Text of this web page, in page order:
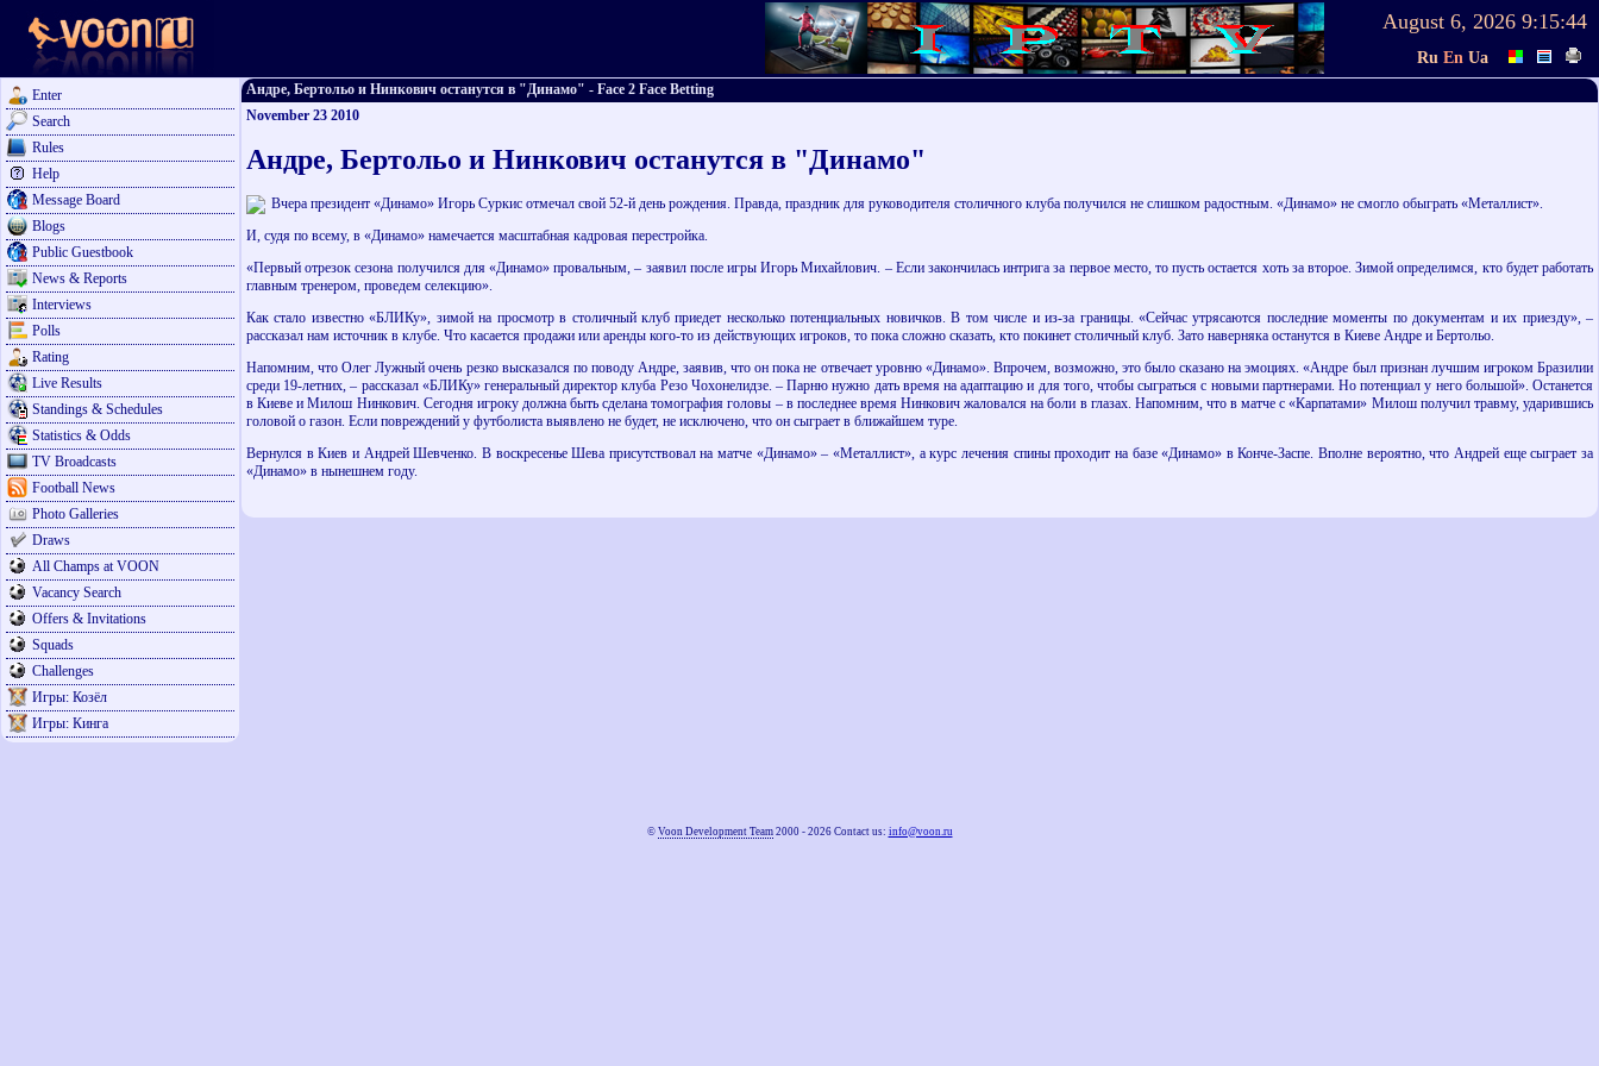
August 6, 2026 9:15:44
Ru En Ua
Enter
Search
Rules
Help
Message Board
Blogs
Public Guestbook
News & Reports
Interviews
Polls
Rating
Live Results
Standings & Schedules
Statistics & Odds
TV Broadcasts
Football News
Photo Galleries
Draws
All Champs at VOON
Vacancy Search
Offers & Invitations
Squads
Challenges
Игры: Козёл
Игры: Кинга
Андре, Бертольо и Нинкович останутся в "Динамо" - Face 2 Face Betting
November 23 2010
Андре, Бертольо и Нинкович останутся в "Динамо"
Вчера президент «Динамо» Игорь Суркис отмечал свой 52-й день рождения. Правда, праздник для руководителя столичного клуба получился не слишком радостным. «Динамо» не смогло обыграть «Металлист».
И, судя по всему, в «Динамо» намечается масштабная кадровая перестройка.
«Первый отрезок сезона получился для «Динамо» провальным, – заявил после игры Игорь Михайлович. – Если закончилась интрига за первое место, то пусть остается хоть за второе. Зимой определимся, кто будет работать
главным тренером, проведем селекцию».
Как стало известно «БЛИКу», зимой на просмотр в столичный клуб приедет несколько потенциальных новичков. В том числе и из-за границы. «Сейчас утрясаются последние моменты по документам и их приезду», –
рассказал нам источник в клубе. Что касается продажи или аренды кого-то из действующих игроков, то пока сложно сказать, кто покинет столичный клуб. Зато наверняка останутся в Киеве Андре и Бертольо.
Напомним, что Олег Лужный очень резко высказался по поводу Андре, заявив, что он пока не отвечает уровню «Динамо». Впрочем, возможно, это было сказано на эмоциях. «Андре был признан лучшим игроком Бразилии
среди 19-летних, – рассказал «БЛИКу» генеральный директор клуба Резо Чохонелидзе. – Парню нужно дать время на адаптацию и для того, чтобы сыграться с новыми партнерами. Но потенциал у него большой». Останется
в Киеве и Милош Нинкович. Сегодня игроку должна быть сделана томография головы – в последнее время Нинкович жаловался на боли в глазах. Напомним, что в матче с «Карпатами» Милош получил травму, ударившись
головой о газон. Если повреждений у футболиста выявлено не будет, не исключено, что он сыграет в ближайшем туре.
Вернулся в Киев и Андрей Шевченко. В воскресенье Шева присутствовал на матче «Динамо» – «Металлист», а курс лечения спины проходит на базе «Динамо» в Конче-Заспе. Вполне вероятно, что Андрей еще сыграет за
«Динамо» в нынешнем году.
© Voon Development Team2000 - 2026 Contact us: info@voon.ru